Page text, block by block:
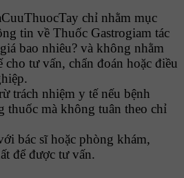
chỉ nhằm mục
tin về Thuốc Gastrogiam tác
bao nhiêu? và không nhằm
cho tư vấn, chẩn đoán hoặc điều
trách nhiệm y tế nếu bệnh
thuốc mà không tuân theo chỉ
bác sĩ hoặc phòng khám,
để được tư vấn.